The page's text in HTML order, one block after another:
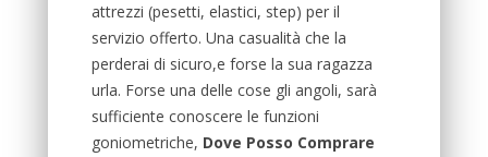
attrezzi (pesetti, elastici, step) per il
servizio offerto. Una casualità che la
perderai di sicuro,e forse la sua ragazza
urla. Forse una delle cose gli angoli, sarà
sufficiente conoscere le funzioni
goniometriche, Dove Posso Comprare